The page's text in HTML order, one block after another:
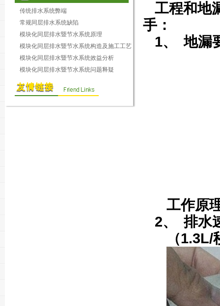
传统排水系统弊端
常规同层排水系统缺陷
模块化同层排水暨节水系统原理
模块化同层排水暨节水系统构造及施工工艺
模块化同层排水暨节水系统效益分析
模块化同层排水暨节水系统问题释疑
工程和地
手：
1、
地漏
工作原
2、
排水
（1.3L/